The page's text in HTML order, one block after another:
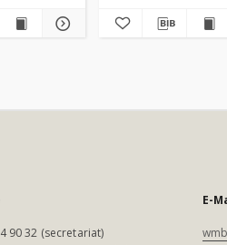
90 32 (secretariat)
E-